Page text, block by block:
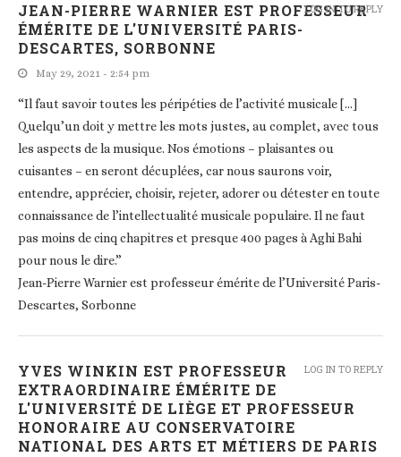
JEAN-PIERRE WARNIER EST PROFESSEUR
ÉMÉRITE DE L'UNIVERSITÉ PARIS-
DESCARTES, SORBONNE
May 29, 2021 - 2:54 pm
“Il faut savoir toutes les péripéties de l’activité musicale […]
Quelqu’un doit y mettre les mots justes, au complet, avec tous
les aspects de la musique. Nos émotions – plaisantes ou
cuisantes – en seront décuplées, car nous saurons voir,
entendre, apprécier, choisir, rejeter, adorer ou détester en toute
connaissance de l’intellectualité musicale populaire. Il ne faut
pas moins de cinq chapitres et presque 400 pages à Aghi Bahi
pour nous le dire.”
Jean-Pierre Warnier est professeur émérite de l’Université Paris-
Descartes, Sorbonne
LOG IN TO REPLY
YVES WINKIN EST PROFESSEUR
EXTRAORDINAIRE ÉMÉRITE DE
L'UNIVERSITÉ DE LIÈGE ET PROFESSEUR
HONORAIRE AU CONSERVATOIRE
NATIONAL DES ARTS ET MÉTIERS DE PARIS
LOG IN TO REPLY